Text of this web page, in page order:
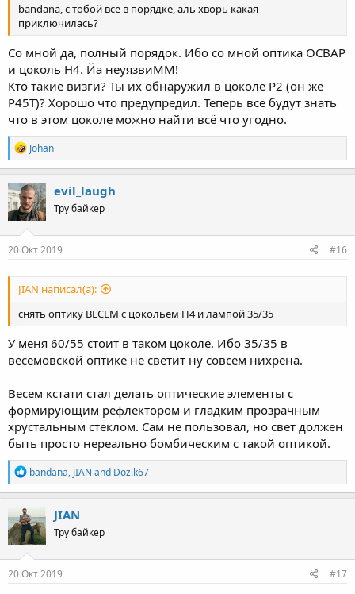
bandana, с тобой все в порядке, аль хворь какая
приключилась?
Со мной да, полный порядок. Ибо со мной оптика ОСВАР
и цоколь Н4. Йа неуязвиММ!
Кто такие визги? Ты их обнаружил в цоколе Р2 (он же
P45T)? Хорошо что предупредил. Теперь все будут знать
что в этом цоколе можно найти всё что угодно.
R
e
a
c
t
i
o
n
s
Johan
evil_laugh
Тру байкер
20 Окт 2019 #16
JIAN написал(а):
снять оптику ВЕСЕМ с цокольем Н4 и лампой 35/35
У меня 60/55 стоит в таком цоколе. Ибо 35/35 в
весемовской оптике не светит ну совсем нихрена.
Весем кстати стал делать оптические элементы с
формирующим рефлектором и гладким прозрачным
хрустальным стеклом. Сам не пользовал, но свет должен
быть просто нереально бомбическим с такой оптикой.
R
e
a
t
i
o
n
s
bandana, JIAN and Dozik67
JIAN
Тру байкер
20 Окт 2019 #17